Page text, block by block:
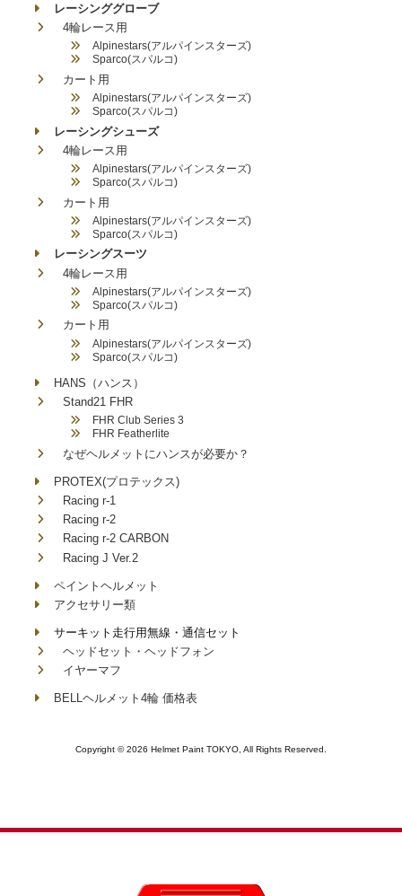
レーシンググローブ
4輪レース用
Alpinestars(アルパインスターズ)
Sparco(スパルコ)
カート用
Alpinestars(アルパインスターズ)
Sparco(スパルコ)
レーシングシューズ
4輪レース用
Alpinestars(アルパインスターズ)
Sparco(スパルコ)
カート用
Alpinestars(アルパインスターズ)
Sparco(スパルコ)
レーシングスーツ
4輪レース用
Alpinestars(アルパインスターズ)
Sparco(スパルコ)
カート用
Alpinestars(アルパインスターズ)
Sparco(スパルコ)
HANS（ハンス）
Stand21 FHR
FHR Club Series 3
FHR Featherlite
なぜヘルメットにハンスが必要か？
PROTEX(プロテックス)
Racing r-1
Racing r-2
Racing r-2 CARBON
Racing J Ver.2
ペイントヘルメット
アクセサリー類
サーキット走行用無線・通信セット
ヘッドセット・ヘッドフォン
イヤーマフ
BELLヘルメット4輪 価格表
Copyright © 2026 Helmet Paint TOKYO, All Rights Reserved.